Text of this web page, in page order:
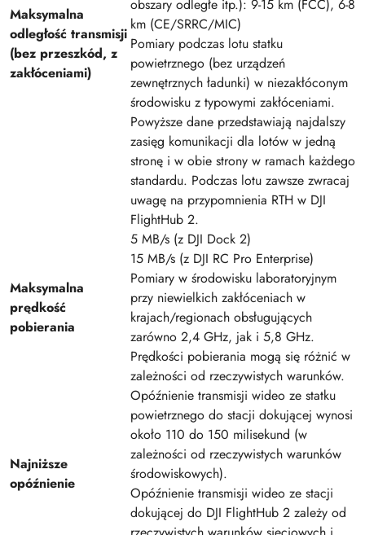
Maksymalna
odległość transmisji
(bez przeszkód, z
zakłóceniami)
obszary odległe itp.): 9-15 km (FCC), 6-8
km (CE/SRRC/MIC)
Pomiary podczas lotu statku
powietrznego (bez urządzeń
zewnętrznych ładunki) w niezakłóconym
środowisku z typowymi zakłóceniami.
Powyższe dane przedstawiają najdalszy
zasięg komunikacji dla lotów w jedną
stronę i w obie strony w ramach każdego
standardu. Podczas lotu zawsze zwracaj
uwagę na przypomnienia RTH w DJI
FlightHub 2.
Maksymalna
prędkość
pobierania
5 MB/s (z DJI Dock 2)
‌15 MB/s (z DJI RC Pro Enterprise)
Pomiary w środowisku laboratoryjnym
przy niewielkich zakłóceniach w
krajach/regionach obsługujących
zarówno 2,4 GHz, jak i 5,8 GHz.
Prędkości pobierania mogą się różnić w
zależności od rzeczywistych warunków.
Najniższe
opóźnienie
Opóźnienie transmisji wideo ze statku
powietrznego do stacji dokującej wynosi
około 110 do 150 milisekund (w
zależności od rzeczywistych warunków
środowiskowych).
Opóźnienie transmisji wideo ze stacji
dokującej do DJI FlightHub 2 zależy od